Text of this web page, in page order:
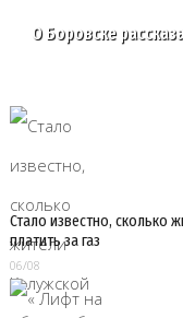
О Боровске
Стало известно, сколько
платить за газ
06/08